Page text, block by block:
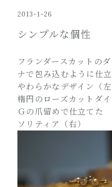
2013-1-26
シンプルな個性
フランダースカットの
ナで包み込むように仕
やわらかなデザイン（左
楕円のローズカットダ
Ｇの爪留めで仕立てた
ソリティア（右）